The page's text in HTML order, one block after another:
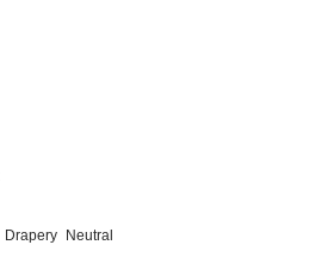
Drapery Neutral